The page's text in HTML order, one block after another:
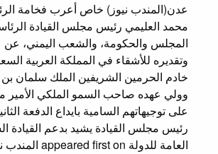
عدن(المندب نيوز) خاص أعرب فخامة
محمد العليمي رئيس مجلس القيادة
المجلس والحكومة، والشعب اليمني،
وتقديره للأشقاء في المملكة العربية
خادم الحرمين الشريفين الملك سلمان
وولي عهده صاحب السمو الملكي الأمير
رئيس مجلس القيادة يشيد بدعم القيادة
العامة للدولة appeared first on المندب نيوز.